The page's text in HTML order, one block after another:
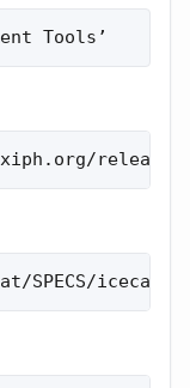
Tools’
SPECS/